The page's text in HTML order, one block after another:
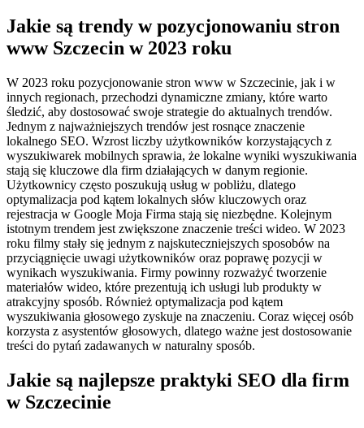
Jakie są trendy w pozycjonowaniu stron
www Szczecin w 2023 roku
W 2023 roku pozycjonowanie stron www w Szczecinie, jak i w
innych regionach, przechodzi dynamiczne zmiany, które warto
śledzić, aby dostosować swoje strategie do aktualnych trendów.
Jednym z najważniejszych trendów jest rosnące znaczenie
lokalnego SEO. Wzrost liczby użytkowników korzystających z
wyszukiwarek mobilnych sprawia, że lokalne wyniki wyszukiwania
stają się kluczowe dla firm działających w danym regionie.
Użytkownicy często poszukują usług w pobliżu, dlatego
optymalizacja pod kątem lokalnych słów kluczowych oraz
rejestracja w Google Moja Firma stają się niezbędne. Kolejnym
istotnym trendem jest zwiększone znaczenie treści wideo. W 2023
roku filmy stały się jednym z najskuteczniejszych sposobów na
przyciągnięcie uwagi użytkowników oraz poprawę pozycji w
wynikach wyszukiwania. Firmy powinny rozważyć tworzenie
materiałów wideo, które prezentują ich usługi lub produkty w
atrakcyjny sposób. Również optymalizacja pod kątem
wyszukiwania głosowego zyskuje na znaczeniu. Coraz więcej osób
korzysta z asystentów głosowych, dlatego ważne jest dostosowanie
treści do pytań zadawanych w naturalny sposób.
Jakie są najlepsze praktyki SEO dla firm
w Szczecinie